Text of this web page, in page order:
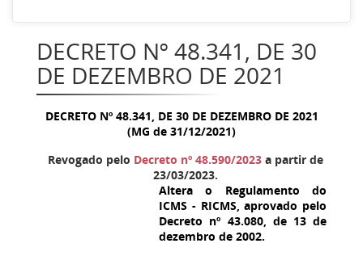
DECRETO Nº 48.341, DE 30
DE DEZEMBRO DE 2021
DECRETO Nº 48.341, DE 30 DE DEZEMBRO DE 2021
(MG de 31/12/2021)
Revogado pelo Decreto nº 48.590/2023a partir de
23/03/2023.
Altera o Regulamento do
ICMS - RICMS, aprovado pelo
Decreto nº 43.080, de 13 de
dezembro de 2002.